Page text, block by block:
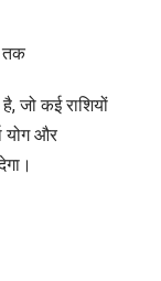
तक
जो कई राशियों
योग और